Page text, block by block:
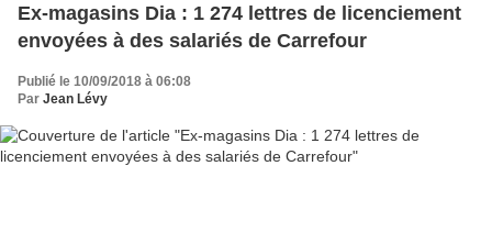
Ex-magasins Dia : 1 274 lettres de licenciement
envoyées à des salariés de Carrefour
Publié le 10/09/2018 à 06:08
Par Jean Lévy